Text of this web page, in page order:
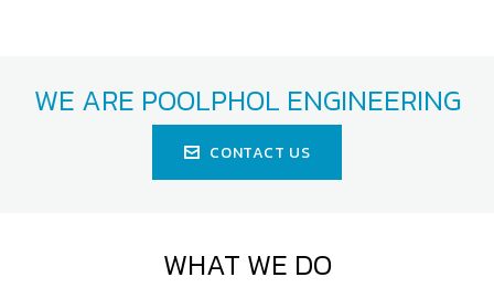
WE ARE POOLPHOL ENGINEERING
CONTACT US
WHAT WE DO